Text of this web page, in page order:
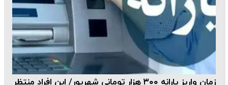
زمان واریز یارانه ۳۰۰ هزار تومانی شهریور/ این افراد منتظر